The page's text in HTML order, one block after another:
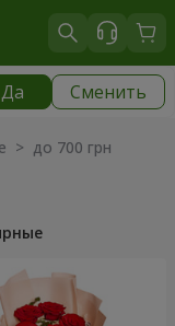
Да Сменить
> до 700 грн